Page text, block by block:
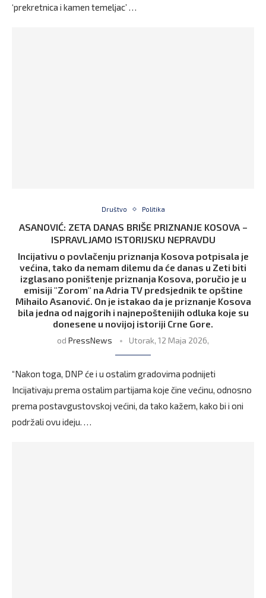
‘prekretnica i kamen temeljac’ …
Društvo Politika
ASANOVIĆ: ZETA DANAS BRIŠE PRIZNANJE KOSOVA –
ISPRAVLJAMO ISTORIJSKU NEPRAVDU
Incijativu o povlačenju priznanja Kosova potpisala je
većina, tako da nemam dilemu da će danas u Zeti biti
izglasano poništenje priznanja Kosova, poručio je u
emisiji "Zorom" na Adria TV predsjednik te opštine
Mihailo Asanović. On je istakao da je priznanje Kosova
bila jedna od najgorih i najnepoštenijih odluka koje su
donesene u novijoj istoriji Crne Gore.
od PressNews Utorak, 12 Maja 2026,
“Nakon toga, DNP će i u ostalim gradovima podnijeti
Incijativaju prema ostalim partijama koje čine većinu, odnosno
prema postavgustovskoj većini, da tako kažem, kako bi i oni
podržali ovu ideju. …